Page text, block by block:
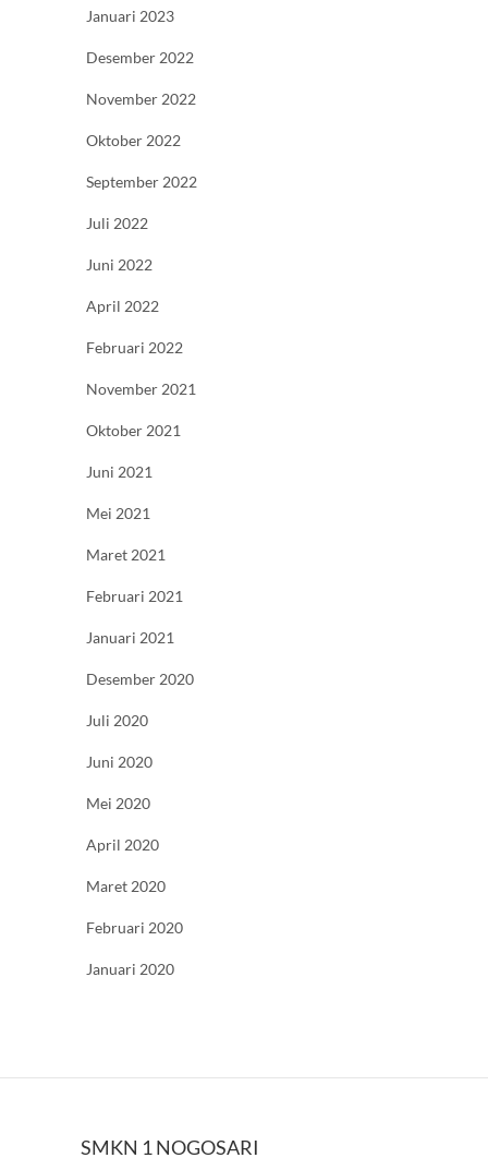
Januari 2023
Desember 2022
November 2022
Oktober 2022
September 2022
Juli 2022
Juni 2022
April 2022
Februari 2022
November 2021
Oktober 2021
Juni 2021
Mei 2021
Maret 2021
Februari 2021
Januari 2021
Desember 2020
Juli 2020
Juni 2020
Mei 2020
April 2020
Maret 2020
Februari 2020
Januari 2020
SMKN 1 NOGOSARI